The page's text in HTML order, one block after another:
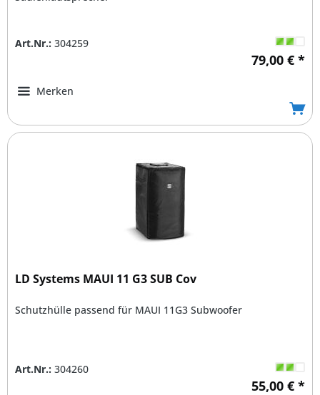
Art.Nr.: 304259
79,00 € *
Merken
LD Systems MAUI 11 G3 SUB Cov
Schutzhülle passend für MAUI 11G3 Subwoofer
Art.Nr.: 304260
55,00 € *